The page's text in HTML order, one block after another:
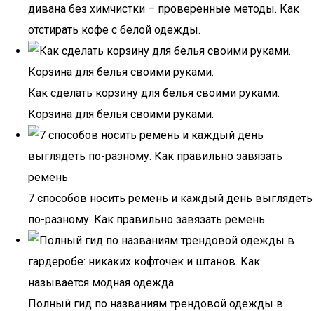
дивана без химчистки – проверенные методы. Как
отстирать кофе с белой одежды.
Как сделать корзину для белья своими руками.
Корзина для белья своими руками.
7 способов носить ремень и каждый день выглядеть
по-разному. Как правильно завязать ремень
Полный гид по названиям трендовой одежды в